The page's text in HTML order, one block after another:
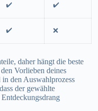
✔️ ✔️
✔️ ❌
daher hängt die beste
Vorlieben deines
den Auswahlprozess
der gewählte